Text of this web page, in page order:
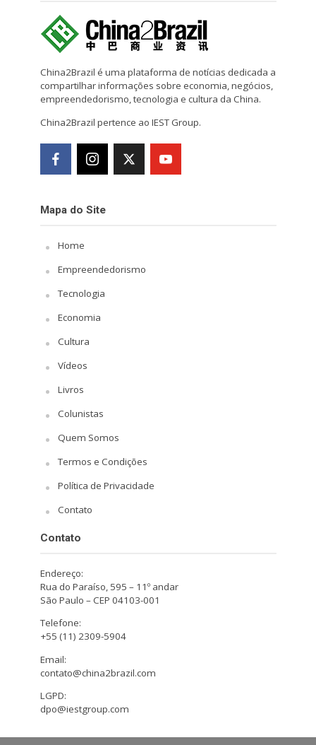
China2Brazil é uma plataforma de notícias dedicada a
compartilhar informações sobre economia, negócios,
empreendedorismo, tecnologia e cultura da China.
China2Brazil pertence ao IEST Group.
Mapa do Site
Home
Empreendedorismo
Tecnologia
Economia
Cultura
Vídeos
Livros
Colunistas
Quem Somos
Termos e Condições
Política de Privacidade
Contato
Contato
Endereço:
Rua do Paraíso, 595 – 11º andar
São Paulo – CEP 04103-001
Telefone:
+55 (11) 2309-5904
Email:
contato@china2brazil.com
LGPD:
dpo@iestgroup.com